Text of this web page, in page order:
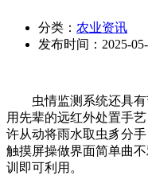
分类： 农业资讯
发布时间： 2025-
虫情监测系统还具有
用先辈的远红外处置手
许从动将雨水取虫豸分
触摸屏操做界面简单曲
训即可利用。